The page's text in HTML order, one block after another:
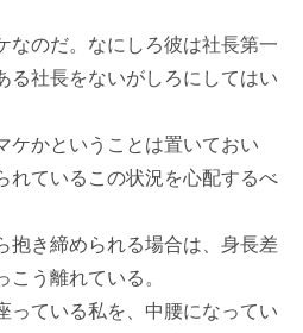
のだ。なにしろ彼は社長第一
る社長をないがしろにしてはい
かということは置いておい
れているこの状況を心配するべ
き締められる場合は、身長差
う離れている。
ている私を、中腰になってい